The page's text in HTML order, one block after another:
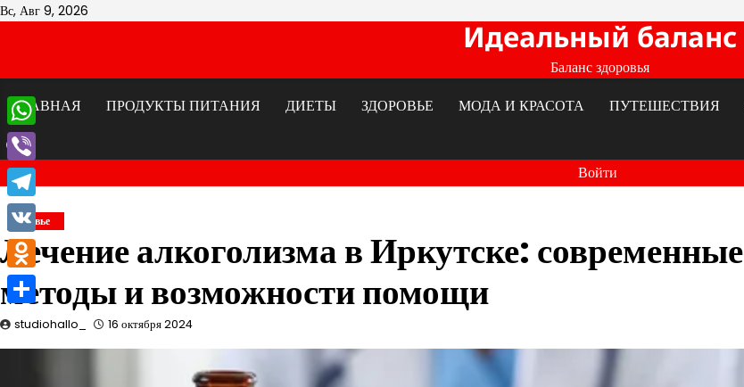
Перейти
Вс, Авг 9, 2026
Идеальный баланс
Баланс здоровья
ГЛАВНАЯ
ПРОДУКТЫ ПИТАНИЯ ДИЕТЫ ЗДОРОВЬЕ МОДА И КРАСОТА ПУТЕШЕСТВИЯ
Войти
Здоровье
Лечение алкоголизма в Иркутске: современные
методы и возможности помощи
studiohallo_ 16 октября 2024
WhatsApp
Viber
Telegram
VK
Odnoklassniki
Отправить